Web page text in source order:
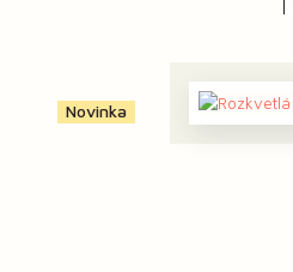
Novinka